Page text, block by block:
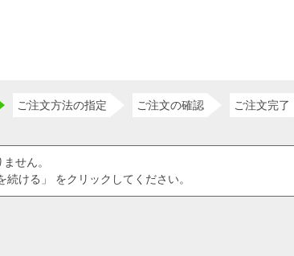
ご注文方法の指定 ご注文の確認 ご注文完了
せん。
ける」 をクリックしてください。